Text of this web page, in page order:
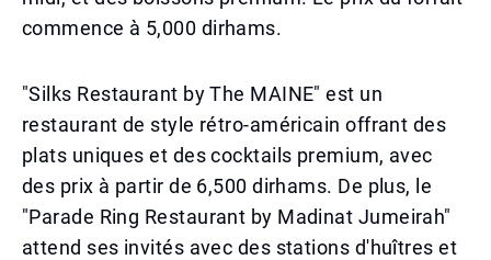
commence à 5,000 dirhams.
"Silks Restaurant by The MAINE" est un
restaurant de style rétro-américain offrant des
plats uniques et des cocktails premium, avec
des prix à partir de 6,500 dirhams. De plus, le
"Parade Ring Restaurant by Madinat Jumeirah"
attend ses invités avec des stations d'huîtres et